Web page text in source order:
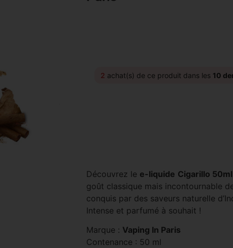
2 achat(s) de ce produit dans les 10
Découvrez le e-liquide Cigarillo 50ml
goût classique mais incontournable
conquis par des saveurs naturelle
Intense et parfumé à souhait !
Marque : Vaping In Paris
Contenance : 50 ml